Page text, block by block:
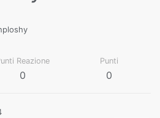
Reazione
0
Punti
0